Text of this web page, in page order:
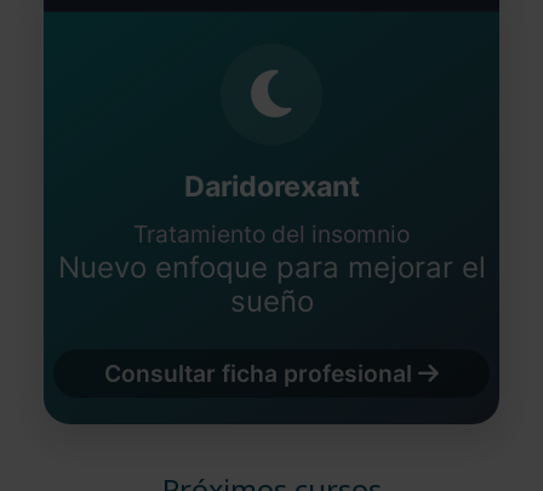
Daridorexant
Tratamiento del insomnio
Nuevo enfoque para mejorar el
sueño
Consultar ficha profesional